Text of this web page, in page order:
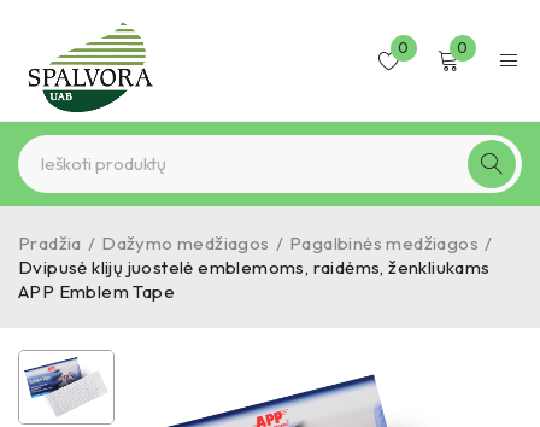
0 0
Pradžia / Dažymo medžiagos / Pagalbinės medžiagos /
Dvipusė klijų juostelė emblemoms, raidėms, ženkliukams
APP Emblem Tape